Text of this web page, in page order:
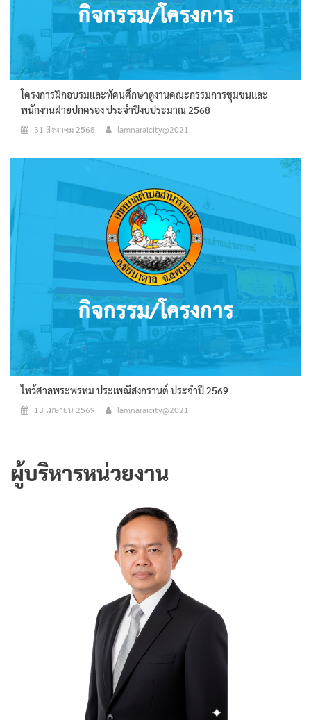
โครงการฝึกอบรมและทัศนศึกษาดูงานคณะกรรมการชุมชนและ
พนักงานฝ่ายปกครอง ประจำปีงบประมาณ 2568
31 สิงหาคม 2568 lamnaraicity@2021
ไหว้ศาลพระพรหม ประเพณีสงกรานต์ ประจำปี 2569
13 เมษายน 2569 lamnaraicity@2021
ผู้บริหารหน่วยงาน